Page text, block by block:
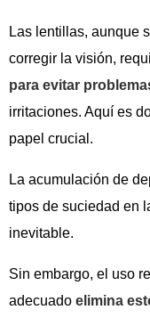
Las lentillas, aunque
corregir la visión,
para evitar
irritaciones. Aquí es
papel crucial.
La acumulación de
tipos de suciedad en
inevitable.
Sin embargo, el uso
adecuado elimina